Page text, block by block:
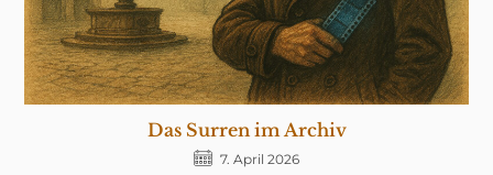
Das Surren im Archiv
7. April 2026